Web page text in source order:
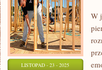
LISTOPAD - 23 - 2025
W